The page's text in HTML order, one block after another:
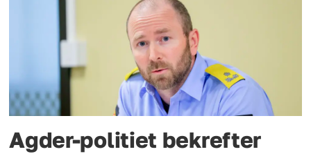
Agder-politiet bekrefter